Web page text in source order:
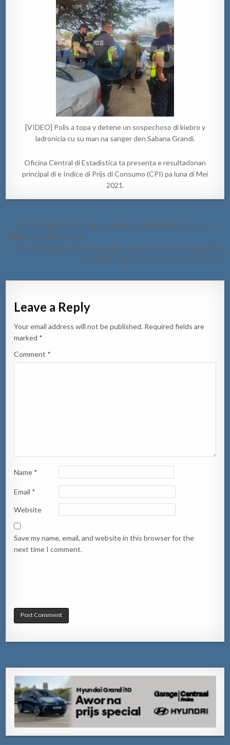
[VIDEO] Polis a topa y detene un sospechoso di kiebro y
ladronicia cu su man na sanger den Sabana Grandi.
Oficina Central di Estadistica ta presenta e resultadonan
principal di e Indice di Prijs di Consumo (CPI) pa luna di Mei
2021.
Post
navigation
← Polis a descubri cu chollernan a drenta y ta kedando den e ex-
edificio di Hotel Central.
E facebook di awe24.com a yuda cu den tempo record a logra haya
contacto e mayornan di e mucha di 3 anja →
Leave a Reply
Your email address will not be published. Required fields are
marked *
Comment *
Name *
Email *
Website
Save my name, email, and website in this browser for the
next time I comment.